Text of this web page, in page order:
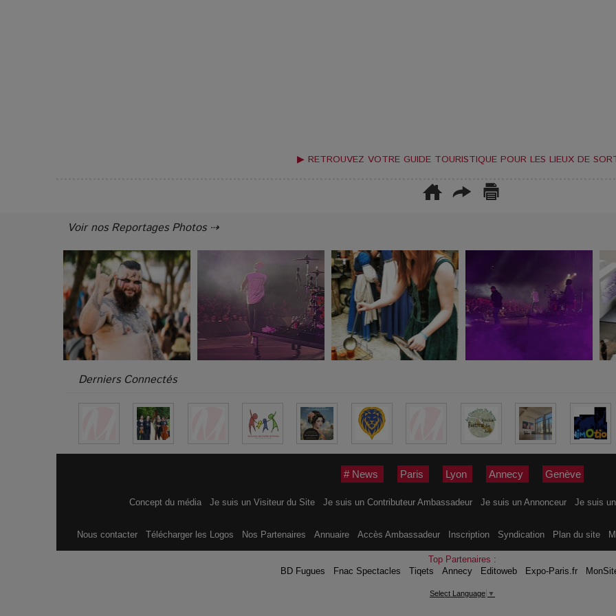
▶ RETROUVEZ VOTRE GUIDE TOURISTIQUE POUR LES LIEUX DE
Voir nos Reportages Photos ⇢
Derniers Connectés
# News Paris Lyon Annecy Genève
Concept du média Je suis un Visiteur du Site Je suis un Contributeur Ambassadeur Je suis un Annonceur Je suis
Nous contacter Télécharger les Logos Nos Partenaires Annuaire Accès Ambassadeur Inscription Syndication Plan du site
Top Partenaires :
BD Fugues
Fnac Spectacles Tiqets Annecy Editoweb Expo-Paris.fr
Select Language ▼